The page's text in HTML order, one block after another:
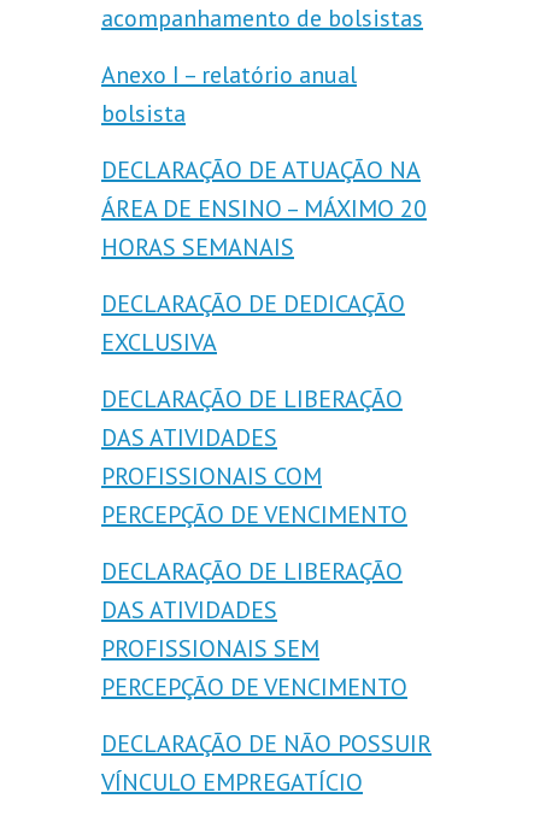
acompanhamento de bolsistas
Anexo I – relatório anual
bolsista
DECLARAÇÃO DE ATUAÇÃO NA
ÁREA DE ENSINO – MÁXIMO 20
HORAS SEMANAIS
DECLARAÇÃO DE DEDICAÇÃO
EXCLUSIVA
DECLARAÇÃO DE LIBERAÇÃO
DAS ATIVIDADES
PROFISSIONAIS COM
PERCEPÇÃO DE VENCIMENTO
DECLARAÇÃO DE LIBERAÇÃO
DAS ATIVIDADES
PROFISSIONAIS SEM
PERCEPÇÃO DE VENCIMENTO
DECLARAÇÃO DE NÃO POSSUIR
VÍNCULO EMPREGATÍCIO